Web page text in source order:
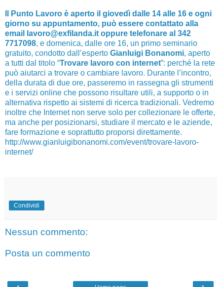
Il Punto Lavoro è aperto il giovedì dalle 14 alle 16 e ogni
giorno su appuntamento, può essere contattato alla
email lavoro@exfilanda.it oppure telefonare al 342
7717098, e domenica, dalle ore 16, un primo seminario
gratuito, condotto dall’esperto Gianluigi Bonanomi, aperto
a tutti dal titolo “Trovare lavoro con internet”: perché la rete
può aiutarci a trovare o cambiare lavoro. Durante l’incontro,
della durata di due ore, passeremo in rassegna gli strumenti
e i servizi online che possono risultare utili, a supporto o in
alternativa rispetto ai sistemi di ricerca tradizionali. Vedremo
inoltre che Internet non serve solo per collezionare le offerte,
ma anche per posizionarsi, studiare il mercato e le aziende,
fare formazione e soprattutto proporsi direttamente.
http://www.gianluigibonanomi.com/event/trovare-lavoro-
internet/
Condividi
Nessun commento:
Posta un commento